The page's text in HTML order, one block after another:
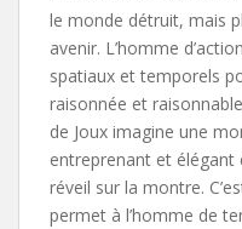
le monde détruit, mais
avenir. L’homme
spatiaux et temporels
raisonnée et
de Joux imagine une
entreprenant et
réveil sur la montre.
permet à l’homme de